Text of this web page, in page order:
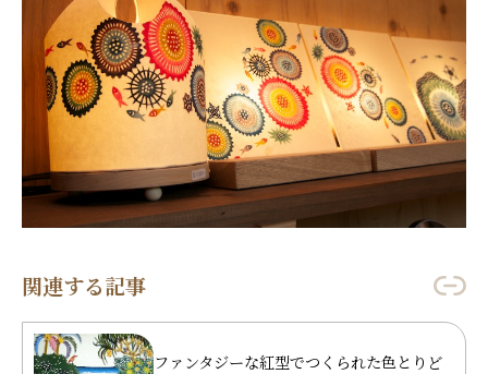
関連する記事
ファンタジーな紅型でつくられた色とりど